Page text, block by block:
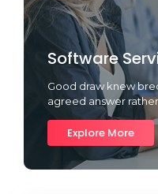
Software
Good draw knew
agreed answer
Explore More